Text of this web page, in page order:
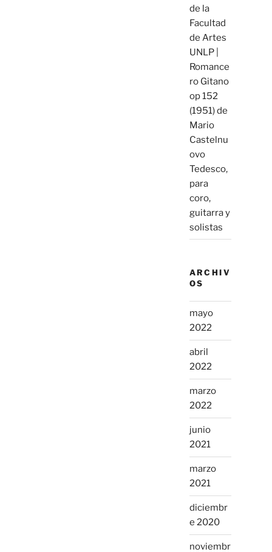
de la
Facultad
de Artes
UNLP |
Romance
ro Gitano
op 152
(1951) de
Mario
Castelnu
ovo
Tedesco,
para
coro,
guitarra y
solistas
ARCHIV
OS
mayo
2022
abril
2022
marzo
2022
junio
2021
marzo
2021
diciembr
e 2020
noviembr